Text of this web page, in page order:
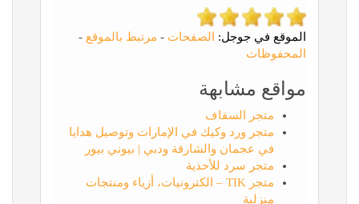
الموقع في جوجل: الصفحات - مرتبط بالموقع -
المحفوظات
مواقع مشابهة
متجر السقاف
متجر ورد وكيك في الإمارات وتوصيل هدايا
في عجمان والشارقة ودبي | بيوني بيور
متجر سرد للأحذية
متجر TIK – الكترونيات، أزياء ومنتجات
منزلية